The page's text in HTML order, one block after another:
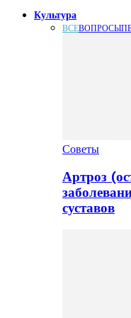
Культура
ВСЕВОПРОСЫ
Советы
Артроз
суставов